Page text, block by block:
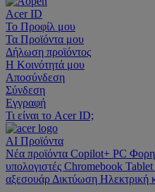
Acer ID
Το Προφίλ μου
Τα Προϊόντα μου
Δήλωση προϊόντος
Η Κοινότητά μου
Αποσύνδεση
Σύνδεση
Εγγραφή
Τι είναι το Acer ID;
AI Προϊόντα
Νέα προϊόντα Copilot+ PC
υπολογιστές Chromebook Tablet
αξεσουάρ Δικτύωση Ηλεκτρική